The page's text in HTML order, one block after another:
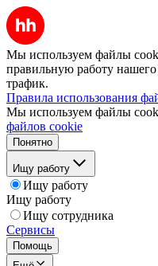
Мы используем файлы
правильную работу нашего
трафик.
Правила использования
Мы используем файлы
файлов cookie
Понятно
Ищу работу
Ищу работу
Ищу работу
Ищу сотрудника
Сервисы
Помощь